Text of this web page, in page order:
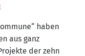
haben
aus ganz
der zehn